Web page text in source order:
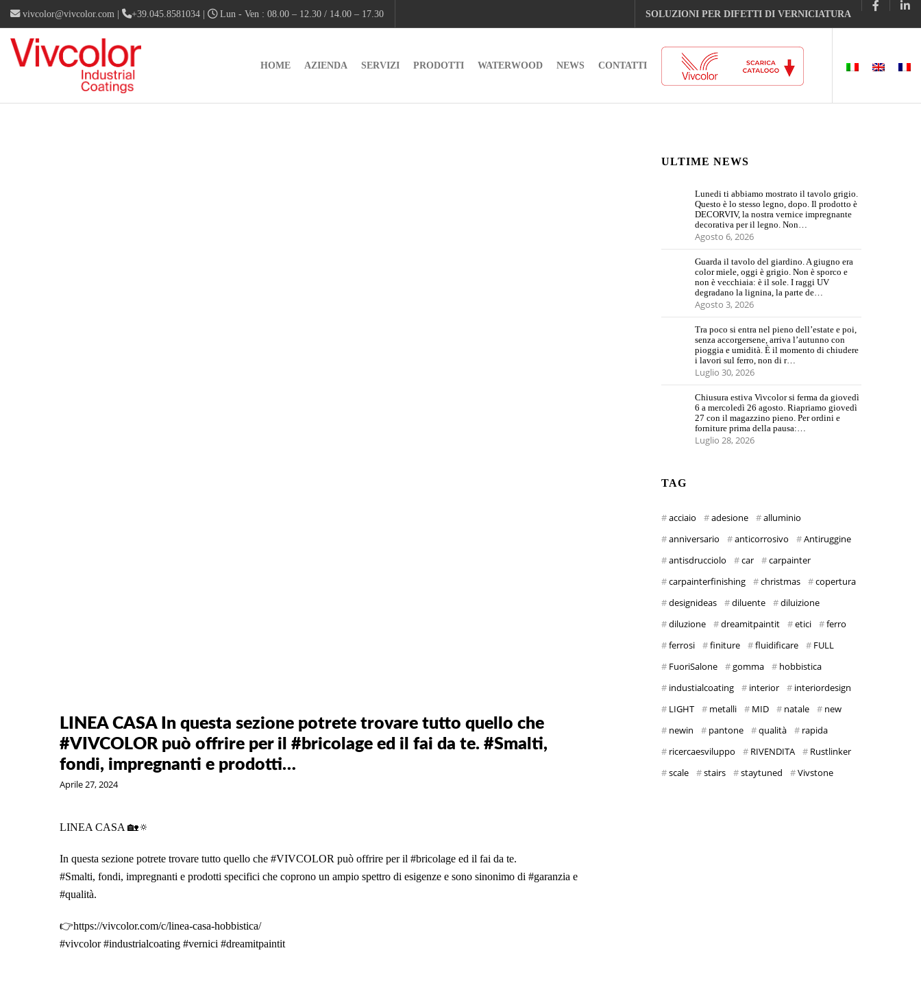
vivcolor@vivcolor.com | +39.045.8581034 | Lun - Ven : 08.00 – 12.30 / 14.00 – 17.30 SOLUZIONI PER DIFETTI DI VERNICIATURA
HOME AZIENDA SERVIZI PRODOTTI WATERWOOD NEWS CONTATTI
LINEA CASA In questa sezione potrete trovare tutto quello che
#VIVCOLOR può offrire per il #bricolage ed il fai da te. #Smalti,
fondi, impregnanti e prodotti…
Aprile 27, 2024
LINEA CASA 🏡🔅
In questa sezione potrete trovare tutto quello che #VIVCOLOR può offrire per il #bricolage ed il fai da te.
#Smalti, fondi, impregnanti e prodotti specifici che coprono un ampio spettro di esigenze e sono sinonimo di #garanzia e
#qualità.
👉https://vivcolor.com/c/linea-casa-hobbistica/
#vivcolor #industrialcoating #vernici #dreamitpaintit
ULTIME NEWS
Lunedi ti abbiamo mostrato il tavolo grigio.
Questo è lo stesso legno, dopo. Il prodotto è
DECORVIV, la nostra vernice impregnante
decorativa per il legno. Non…
Agosto 6, 2026
Guarda il tavolo del giardino. A giugno era
color miele, oggi è grigio. Non è sporco e
non è vecchiaia: è il sole. I raggi UV
degradano la lignina, la parte de…
Agosto 3, 2026
Tra poco si entra nel pieno dell’estate e poi,
senza accorgersene, arriva l’autunno con
pioggia e umidità. È il momento di chiudere
i lavori sul ferro, non di r…
Luglio 30, 2026
Chiusura estiva Vivcolor si ferma da giovedì
6 a mercoledì 26 agosto. Riapriamo giovedì
27 con il magazzino pieno. Per ordini e
forniture prima della pausa:…
Luglio 28, 2026
TAG
acciaio adesione
alluminio
anniversario
anticorrosivo
Antiruggine
antisdrucciolo
car
carpainter
carpainterfinishing
christmas
copertura
designideas
diluente
diluizione
diluzione
dreamitpaintit etici
ferro
ferrosi
finiture fluidificare
FULL
FuoriSalone
gomma
hobbistica
industialcoating
interior
interiordesign
LIGHT
metalli MID natale
new
newin
pantone qualità
rapida
ricercaesviluppo
RIVENDITA
Rustlinker
scale
stairs staytuned Vivstone